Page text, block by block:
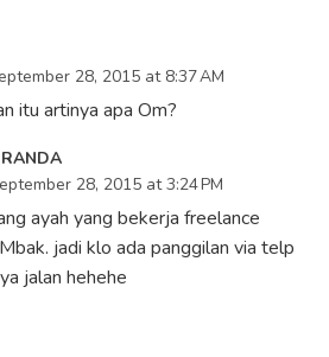
28, 2015 at 8:37 AM
itu artinya apa Om?
28, 2015 at 3:24 PM
ayah yang bekerja freelance
jadi klo ada panggilan via telp
jalan hehehe